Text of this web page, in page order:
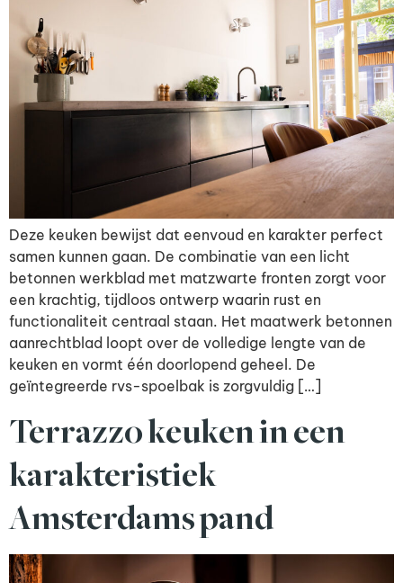
Deze keuken bewijst dat eenvoud en karakter perfect
samen kunnen gaan. De combinatie van een licht
betonnen werkblad met matzwarte fronten zorgt voor
een krachtig, tijdloos ontwerp waarin rust en
functionaliteit centraal staan. Het maatwerk betonnen
aanrechtblad loopt over de volledige lengte van de
keuken en vormt één doorlopend geheel. De
geïntegreerde rvs-spoelbak is zorgvuldig […]
Terrazzo keuken in een
karakteristiek
Amsterdams pand